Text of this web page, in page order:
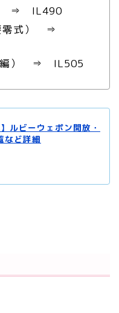
ム ⇒ IL490
零式） ⇒
編） ⇒ IL505
ルビーウェポン開放・
など詳細